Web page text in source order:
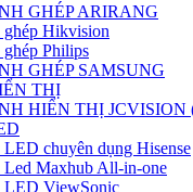
GHÉP ARIRANG
Hikvision
Philips
GHÉP SAMSUNG
THỊ
HIỂN THỊ JCVISION
chuyên dụng Hisense
Led Maxhub All-in-one
LED ViewSonic